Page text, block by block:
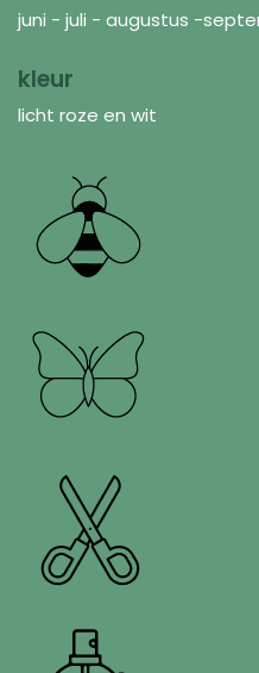
juni - juli - augustus -
kleur
licht roze en wit